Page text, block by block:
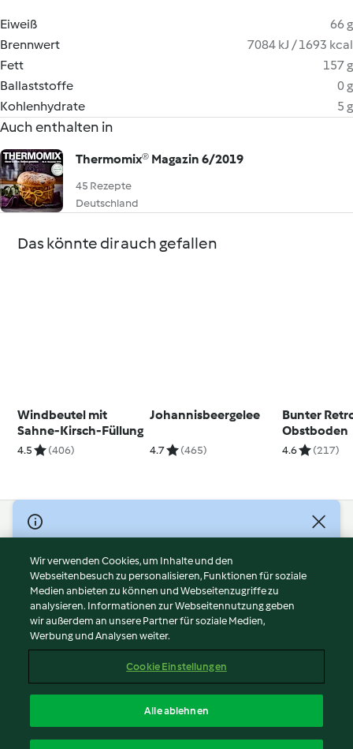
Eiweiß
66 g
Brennwert
7084 kJ / 1693 kcal
Fett
157 g
Ballaststoffe
0 g
Kohlenhydrate
5 g
Auch enthalten in
Thermomix® Magazin 6/2019
45 Rezepte
Deutschland
Das könnte dir auch gefallen
Windbeutel mit
Sahne-Kirsch-Füllung
4.5 (406)
Johannisbeergelee
4.7 (465)
Bunter
Obstboden
4.6 (217)
© Copyright 2026
Nutzungsbedingungen
Datenschutzrichtlinien
Disclaimer
Impressum
Cookies
Abo kündigen
Erklärung zur Barrierefreiheit
Wir verwenden Cookies, um Inhalte und den
Webseitenbesuch zu personalisieren, Funktionen für soziale
Medien anbieten zu können und Webseitenzugriffe zu
analysieren. Informationen zur Webseitennutzung geben
wir außerdem an unsere Partner für soziale Medien,
Werbung und Analysen weiter.
Cookie Einstellungen
Alle ablehnen